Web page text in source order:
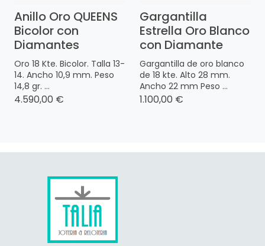
Anillo Oro QUEENS
Bicolor con
Diamantes
Oro 18 Kte. Bicolor. Talla 13-
14. Ancho 10,9 mm. Peso
14,8 gr. ...
4.590,00 €
Gargantilla
Estrella Oro Blanco
con Diamante
Gargantilla de oro blanco
de 18 kte. Alto 28 mm.
Ancho 22 mm Peso ...
1.100,00 €